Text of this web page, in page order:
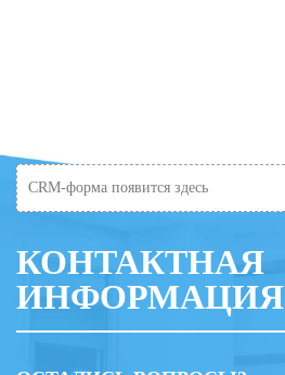
CRM-форма появится здесь
КОНТАКТНАЯ
ИНФОРМАЦИЯ